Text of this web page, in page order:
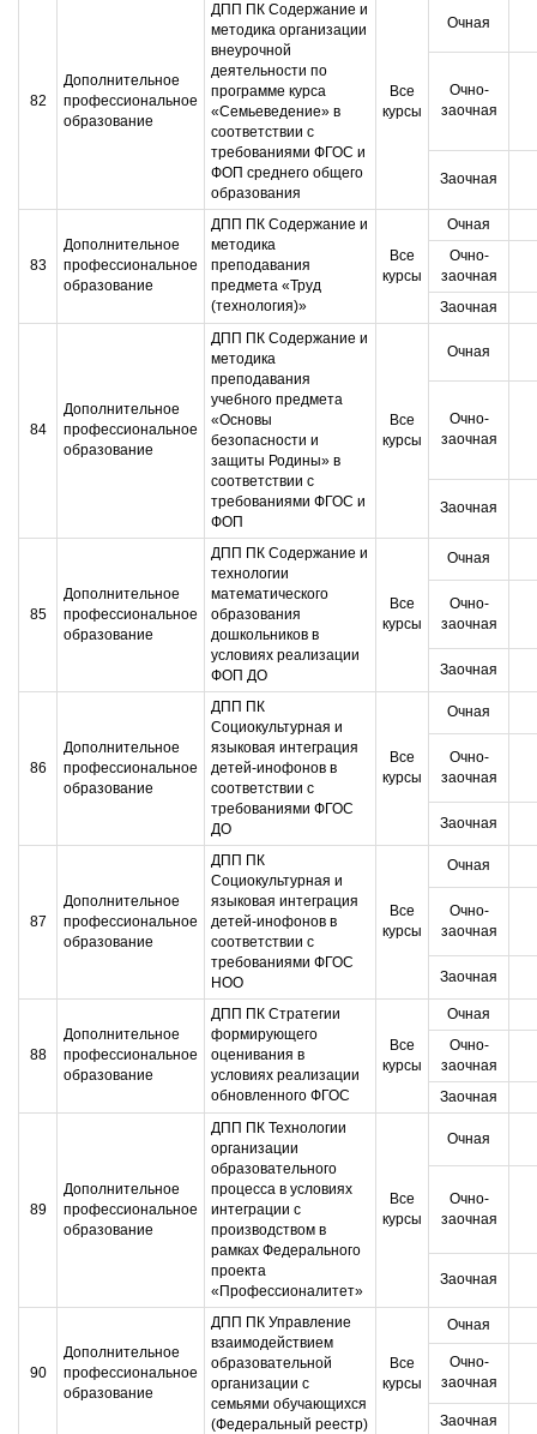
82
Дополнительное
профессиональное
образование
ДПП ПК Содержание и
методика организации
внеурочной
деятельности по
программе курса
«Семьеведение» в
соответствии с
требованиями ФГОС и
ФОП среднего общего
образования
Все
курсы
Очная
Очно-
заочная
Заочная
83
Дополнительное
профессиональное
образование
ДПП ПК Содержание и
методика
преподавания
предмета «Труд
(технология)»
Все
курсы
Очная
Очно-
заочная
Заочная
84
Дополнительное
профессиональное
образование
ДПП ПК Содержание и
методика
преподавания
учебного предмета
«Основы
безопасности и
защиты Родины» в
соответствии с
требованиями ФГОС и
ФОП
Все
курсы
Очная
Очно-
заочная
Заочная
85
Дополнительное
профессиональное
образование
ДПП ПК Содержание и
технологии
математического
образования
дошкольников в
условиях реализации
ФОП ДО
Все
курсы
Очная
Очно-
заочная
Заочная
86
Дополнительное
профессиональное
образование
ДПП ПК
Социокультурная и
языковая интеграция
детей-инофонов в
соответствии с
требованиями ФГОС
ДО
Все
курсы
Очная
Очно-
заочная
Заочная
87
Дополнительное
профессиональное
образование
ДПП ПК
Социокультурная и
языковая интеграция
детей-инофонов в
соответствии с
требованиями ФГОС
НОО
Все
курсы
Очная
Очно-
заочная
Заочная
88
Дополнительное
профессиональное
образование
ДПП ПК Стратегии
формирующего
оценивания в
условиях реализации
обновленного ФГОС
Все
курсы
Очная
Очно-
заочная
Заочная
89
Дополнительное
профессиональное
образование
ДПП ПК Технологии
организации
образовательного
процесса в условиях
интеграции с
производством в
рамках Федерального
проекта
«Профессионалитет»
Все
курсы
Очная
Очно-
заочная
Заочная
90
Дополнительное
профессиональное
образование
ДПП ПК Управление
взаимодействием
образовательной
организации с
семьями обучающихся
(Федеральный реестр)
Все
курсы
Очная
Очно-
заочная
Заочная